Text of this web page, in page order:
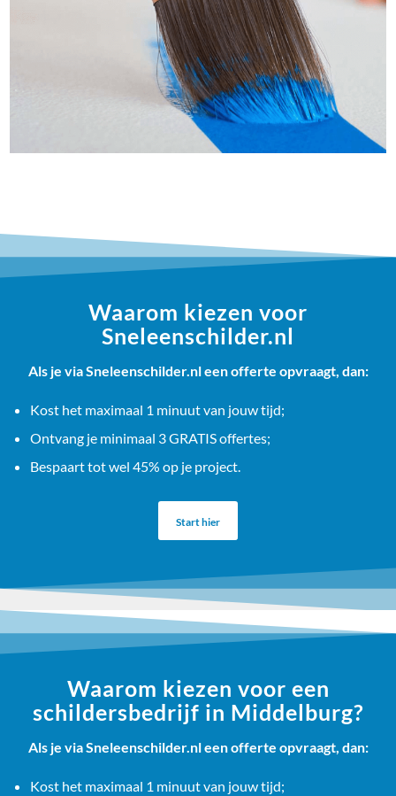
Waarom kiezen voor
Sneleenschilder.nl
Als je via Sneleenschilder.nl een offerte opvraagt, dan:
Kost het maximaal 1 minuut van jouw tijd;
Ontvang je minimaal 3 GRATIS offertes;
Bespaart tot wel 45% op je project.
Start hier
Waarom kiezen voor een
schildersbedrijf in Middelburg?
Als je via Sneleenschilder.nl een offerte opvraagt, dan:
Kost het maximaal 1 minuut van jouw tijd;